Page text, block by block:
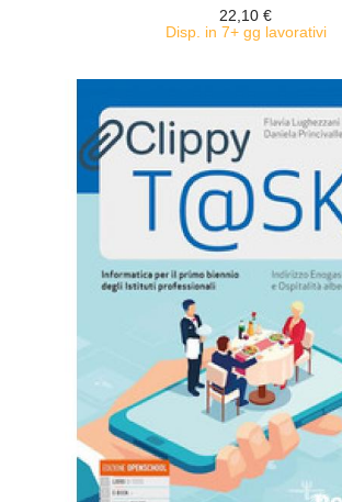
22,10 €
Disp. in 7+ gg lavorativi